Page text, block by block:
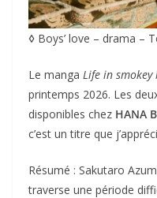
◊ Boys’ love – drama –
Le manga Life in smokey
printemps 2026. Les
disponibles chez HANA
c’est un titre que
Résumé : Sakutaro
traverse une période